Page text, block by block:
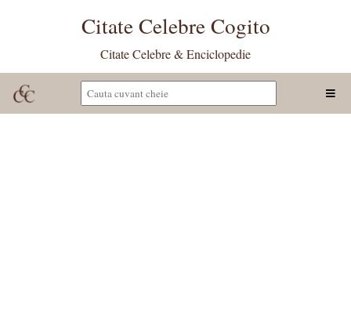
Citate Celebre Cogito
Citate Celebre & Enciclopedie